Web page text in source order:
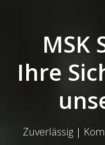
MSK
Ihre
Zuverlässig |